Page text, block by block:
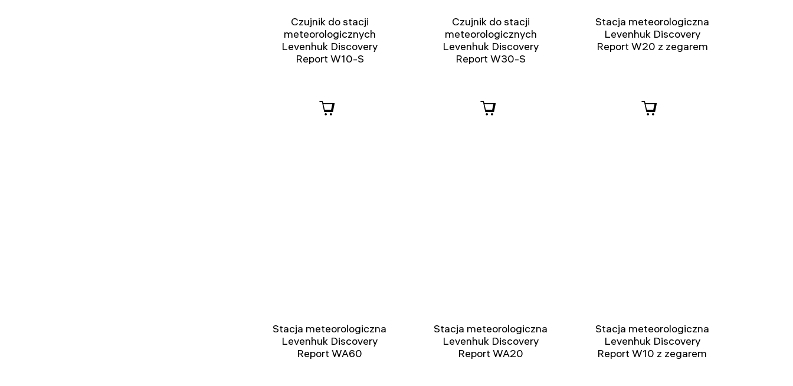
Czujnik do stacji
meteorologicznych
Levenhuk Discovery
Report W10-S
Czujnik do stacji
meteorologicznych
Levenhuk Discovery
Report W30-S
Stacja meteorologiczna
Levenhuk Discovery
Report W20 z zegarem
Stacja meteorologiczna
Levenhuk Discovery
Report WA60
Stacja meteorologiczna
Levenhuk Discovery
Report WA20
Stacja meteorologiczna
Levenhuk Discovery
Report W10 z zegarem